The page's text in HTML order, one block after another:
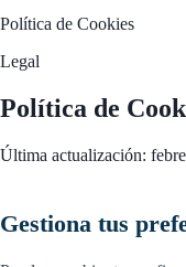
Política de Cookies
Legal
Política de
Última actualización:
Gestiona tus